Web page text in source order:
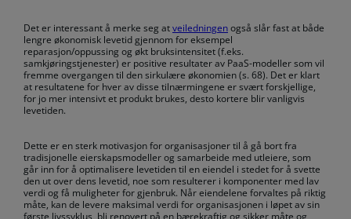
Det er interessant å merke seg atveiledningenogså slår fast at både
lengre økonomisk levetid gjennom for eksempel
reparasjon/oppussing og økt bruksintensitet (f.eks.
samkjøringstjenester) er positive resultater av PaaS-modeller som vil
fremme overgangen til den sirkulære økonomien (s. 68). Det er klart
at resultatene for hver av disse tilnærmingene er svært forskjellige,
for jo mer intensivt et produkt brukes, desto kortere blir vanligvis
levetiden.
Dette er en sterk motivasjon for organisasjoner til å gå bort fra
tradisjonelle eierskapsmodeller og samarbeide med utleiere, som
går inn for å optimalisere levetiden til en eiendel i stedet for å svette
den ut over dens levetid, noe som resulterer i komponenter med lav
verdi og få muligheter for gjenbruk. Når eiendelene forvaltes på riktig
måte, kan de levere maksimal verdi for organisasjonen i løpet av sin
første livssyklus, bli renovert på en bærekraftig og sikker måte og